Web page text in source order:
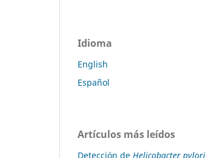
Idioma
English
Español
Artículos más leídos
Detección de Helicobacter pylori